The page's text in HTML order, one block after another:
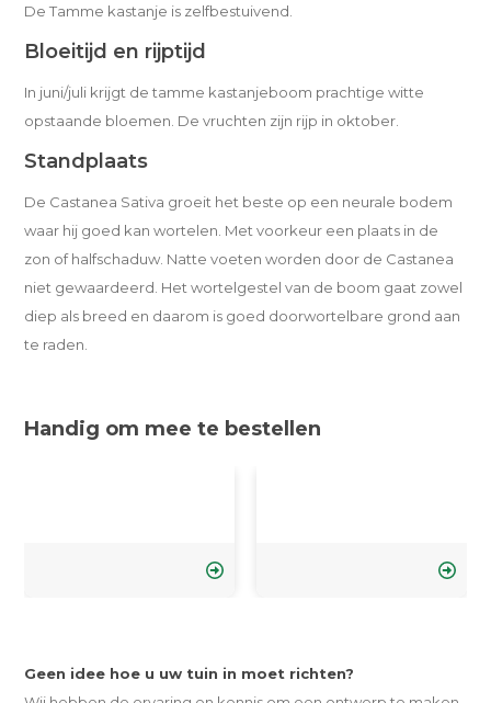
De Tamme kastanje is zelfbestuivend.
Bloeitijd en rijptijd
In juni/juli krijgt de tamme kastanjeboom prachtige witte
opstaande bloemen. De vruchten zijn rijp in oktober.
Standplaats
De Castanea Sativa groeit het beste op een neurale bodem
waar hij goed kan wortelen. Met voorkeur een plaats in de
zon of halfschaduw. Natte voeten worden door de Castanea
niet gewaardeerd. Het wortelgestel van de boom gaat zowel
diep als breed en daarom is goed doorwortelbare grond aan
te raden.
Handig om mee te bestellen
Geen idee hoe u uw tuin in moet richten?